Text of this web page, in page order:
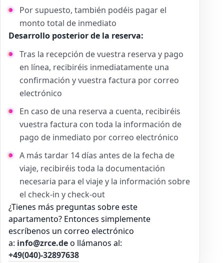
Por supuesto, también podéis pagar el
monto total de inmediato
Desarrollo posterior de la reserva:
Tras la recepción de vuestra reserva y pago
en línea, recibiréis inmediatamente una
confirmación y vuestra factura por correo
electrónico
En caso de una reserva a cuenta, recibiréis
vuestra factura con toda la información de
pago de inmediato por correo electrónico
A más tardar 14 días antes de la fecha de
viaje, recibiréis toda la documentación
necesaria para el viaje y la información sobre
el check-in y check-out
¿Tienes más preguntas sobre este
apartamento? Entonces simplemente
escríbenos un correo electrónico
a: info@zrce.deo llámanos al:
+49(040)-32897638